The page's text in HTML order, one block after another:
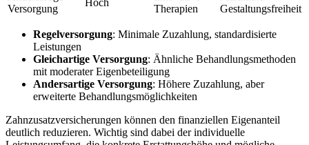
Versorgung
Therapien
Gestaltungsfreiheit
Regelversorgung: Minimale Zuzahlung, standardisierte
Leistungen
Gleichartige Versorgung: Ähnliche Behandlungsmethoden
mit moderater Eigenbeteiligung
Andersartige Versorgung: Höhere Zuzahlung, aber
erweiterte Behandlungsmöglichkeiten
Zahnzusatzversicherungen können den finanziellen Eigenanteil
deutlich reduzieren. Wichtig sind dabei der individuelle